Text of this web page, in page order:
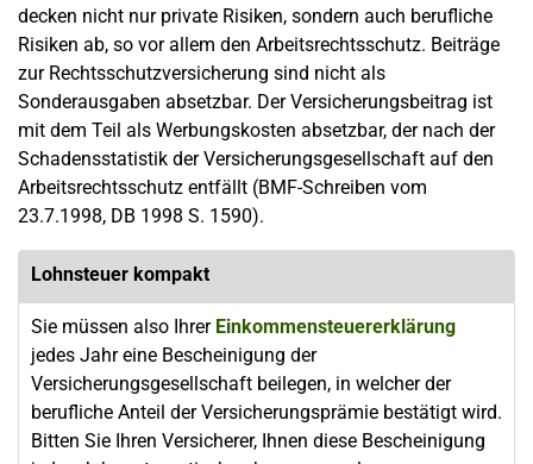
decken nicht nur private Risiken, sondern auch berufliche
Risiken ab, so vor allem den Arbeitsrechtsschutz. Beiträge
zur Rechtsschutzversicherung sind nicht als
Sonderausgaben absetzbar. Der Versicherungsbeitrag ist
mit dem Teil als Werbungskosten absetzbar, der nach der
Schadensstatistik der Versicherungsgesellschaft auf den
Arbeitsrechtsschutz entfällt (BMF-Schreiben vom
23.7.1998, DB 1998 S. 1590).
Lohnsteuer kompakt
Sie müssen also Ihrer Einkommensteuererklärung
jedes Jahr eine Bescheinigung der
Versicherungsgesellschaft beilegen, in welcher der
berufliche Anteil der Versicherungsprämie bestätigt wird.
Bitten Sie Ihren Versicherer, Ihnen diese Bescheinigung